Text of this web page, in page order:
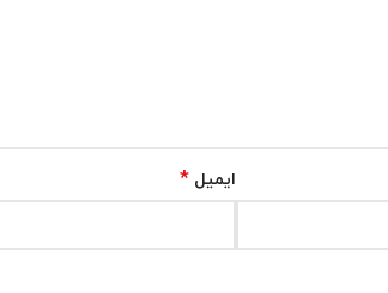
ایمیل *